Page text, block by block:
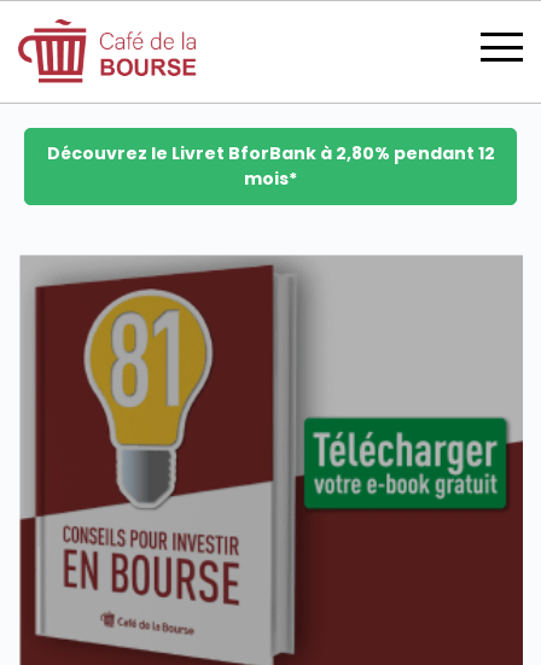
se connecter
devenir membre
CATÉGORIES
SECTIONS
Découvrez le Livret BforBank à 2,80% pendant 12
mois*